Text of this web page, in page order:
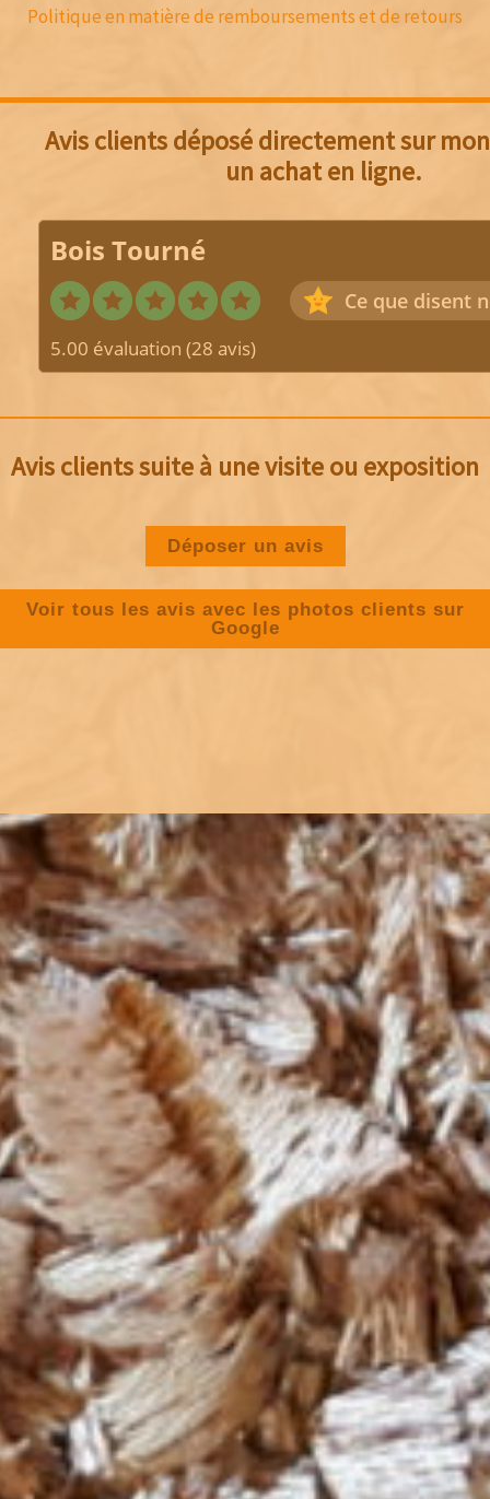
Politique en matière de remboursements et de retours
Avis clients déposé directement sur
un achat en ligne.
Bois Tourné
Ce que disent
5.00 évaluation (28 avis)
Avis clients suite à une visite ou exposition
Déposer un avis
Voir tous les avis avec les photos clients sur
Google